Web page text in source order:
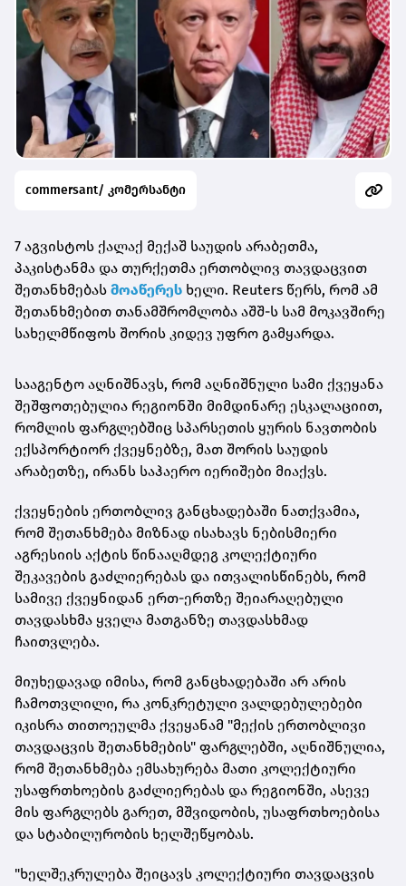
commersant/ კომერსანტი
7 აგვისტოს ქალაქ მექაშ საუდის არაბეთმა,
პაკისტანმა და თურქეთმა ერთობლივ თავდაცვით
შეთანხმებას მოაწერეს ხელი. Reuters წერს, რომ ამ
შეთანხმებით თანამშრომლობა აშშ-ს სამ მოკავშირე
სახელმწიფოს შორის კიდევ უფრო გამყარდა.
სააგენტო აღნიშნავს, რომ აღნიშნული სამი ქვეყანა
შეშფოთებულია რეგიონში მიმდინარე ესკალაციით,
რომლის ფარგლებშიც სპარსეთის ყურის ნავთობის
ექსპორტიორ ქვეყნებზე, მათ შორის საუდის
არაბეთზე, ირანს საჰაერო იერიშები მიაქვს.
ქვეყნების ერთობლივ განცხადებაში ნათქვამია,
რომ შეთანხმება მიზნად ისახავს ნებისმიერი
აგრესიის აქტის წინააღმდეგ კოლექტიური
შეკავების გაძლიერებას და ითვალისწინებს, რომ
სამივე ქვეყნიდან ერთ-ერთზე შეიარაღებული
თავდასხმა ყველა მათგანზე თავდასხმად
ჩაითვლება.
მიუხედავად იმისა, რომ განცხადებაში არ არის
ჩამოთვლილი, რა კონკრეტული ვალდებულებები
იკისრა თითოეულმა ქვეყანამ "მექის ერთობლივი
თავდაცვის შეთანხმების" ფარგლებში, აღნიშნულია,
რომ შეთანხმება ემსახურება მათი კოლექტიური
უსაფრთხოების გაძლიერებას და რეგიონში, ასევე
მის ფარგლებს გარეთ, მშვიდობის, უსაფრთხოებისა
და სტაბილურობის ხელშეწყობას.
"ხელშეკრულება შეიცავს კოლექტიური თავდაცვის